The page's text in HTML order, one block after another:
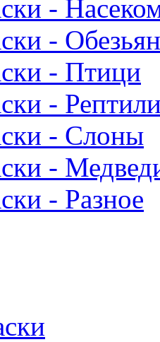
-
-
- Птици
-
- Слоны
-
- Разное